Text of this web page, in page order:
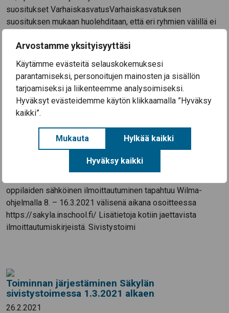
Arvostamme yksityisyyttäsi
Käytämme evästeitä selauskokemuksesi
parantamiseksi, personoitujen mainosten ja sisällön
tarjoamiseksi ja liikenteemme analysoimiseksi.
Hyväksyt evästeidemme käytön klikkaamalla ”Hyväksy
kaikki”.
Mukauta Hylkää kaikki
Hyväksy kaikki
suositukset VarhaiskasvatusVarhaiskasvatuksen
suosituksen mukaan huolehditaan, että eri ryhmien välillä ei
käytössään kasvomaskit. Esi- ja perusopetusEsiopetus ja
perusopetuksen 1.-9. –luokat jatkavat lähiopetuksessa.
Maskisuositus koskee esi- ja perusopetuksen henkilökuntaa
sekä…
Lue lisää »
Kouluun ilmoittautuminen
oppilaiden sähköinen ilmoittautuminen tapahtuu Wilma-
ohjelmalla 8. – 16.3.2021 välisenä aikana osoitteessa
https://sakyla.inschool.fi/ Lisätietoja kotiin jaettavista
ilmoittautumiskirjeistä. Sivistystoimi
Toiminnan järjestäminen Säkylän
sivistystoimessa 1.3.2021 alkaen
26.2.2021